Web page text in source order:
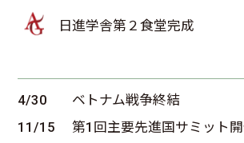
日進学舎第２食堂完成
4/30
ベトナム戦争終結
11/15
第1回主要先進国サミット